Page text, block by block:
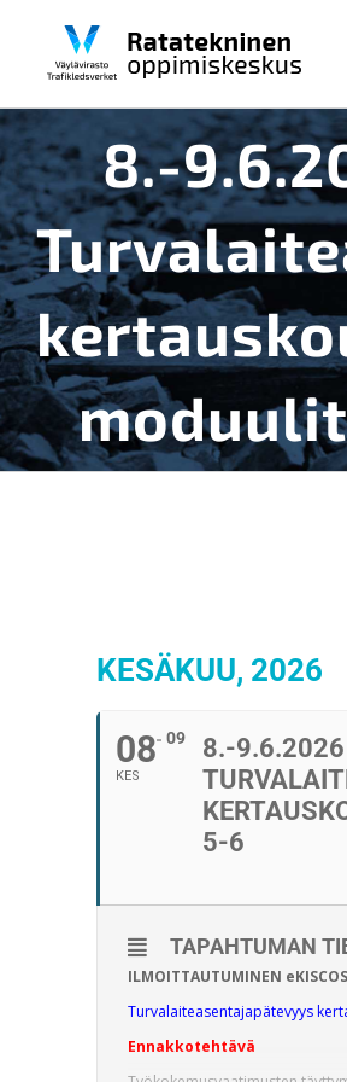
8.-
KESÄKUU, 2026
08
KES
09
8.-9.6.2026
5-6
TAPAHTUMAN
ILMOITTAUTUMINEN
Turvalaiteasentajapätevyys
Ennakkotehtävä